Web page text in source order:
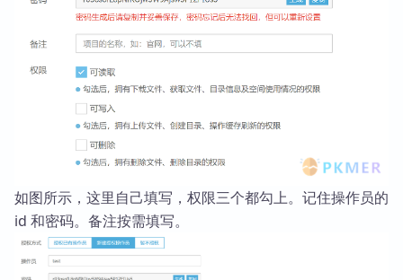
如图所示，这里自己填写，权限三个都勾上。记住操作员的
id 和密码。备注按需填写。